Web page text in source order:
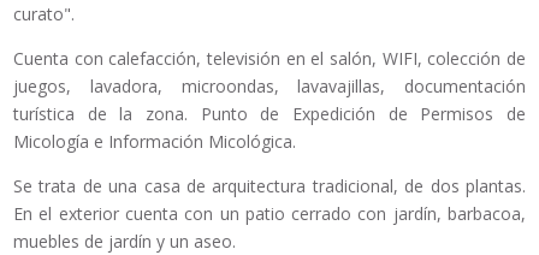
curato".
Cuenta con calefacción, televisión en el salón, WIFI, colección de
juegos, lavadora, microondas, lavavajillas, documentación
turística de la zona. Punto de Expedición de Permisos de
Micología e Información Micológica.
Se trata de una casa de arquitectura tradicional, de dos plantas.
En el exterior cuenta con un patio cerrado con jardín, barbacoa,
muebles de jardín y un aseo.